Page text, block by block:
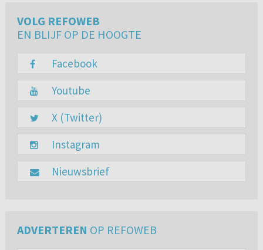
VOLG REFOWEB
EN BLIJF OP DE HOOGTE
Facebook
Youtube
X (Twitter)
Instagram
Nieuwsbrief
ADVERTEREN OP REFOWEB